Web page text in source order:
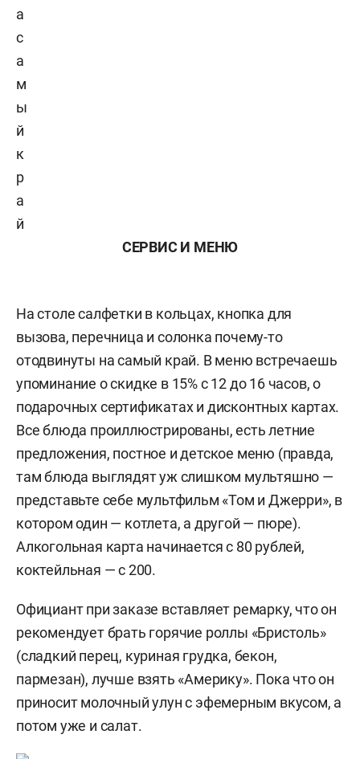
а
с
а
м
ы
й
к
р
а
й
СЕРВИС И МЕНЮ
На столе салфетки в кольцах, кнопка для
вызова, перечница и солонка почему-то
отодвинуты на самый край. В меню встречаешь
упоминание о скидке в 15%c 12до 16 часов, о
подарочных сертификатах и дисконтных картах.
Все блюда проиллюстрированы, есть летние
предложения, постное и детское меню (правда,
там блюда выглядят уж слишком мультяшно —
представьте себе мультфильм «Том и Джерри», в
котором один — котлета, а другой — пюре).
Алкогольная карта начинается с 80 рублей,
коктейльная — с 200.
Официант при заказе вставляет ремарку, что он
рекомендует брать горячие роллы «Бристоль»
(сладкий перец, куриная грудка, бекон,
пармезан), лучше взять «Америку». Пока что он
приносит молочныйулунс эфемерным вкусом, а
потом уже и салат.